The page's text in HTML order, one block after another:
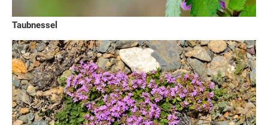
Taubnessel